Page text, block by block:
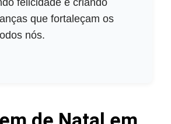
que fortaleçam os
nós.